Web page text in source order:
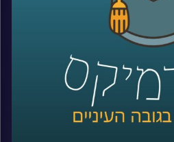
החודש שהפך בשנים
יחול ביום שישי הקרוב -
זה התארחה ד"ר יונת צובנר
משותף עם
פרופסור רום
מצאה ששיווק על סמך מוצרים
יפגע ברצון שלנו לרכוש.
צרנות ירוקה –לחץ כאן